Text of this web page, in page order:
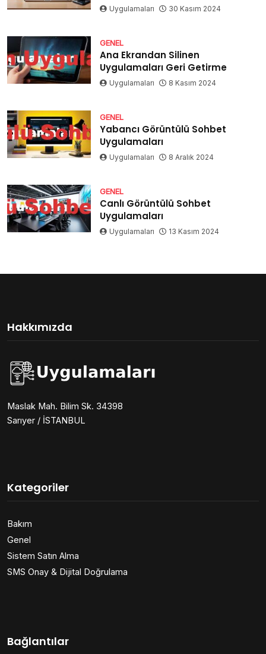
Uygulamaları 30 Kasım 2024
GENEL
Ana Ekrandan Silinen
Uygulamaları Geri Getirme
Uygulamaları 8 Kasım 2024
GENEL
Yabancı Görüntülü Sohbet
Uygulamaları
Uygulamaları 8 Aralık 2024
GENEL
Canlı Görüntülü Sohbet
Uygulamaları
Uygulamaları 13 Kasım 2024
Hakkımızda
Maslak Mah. Bilim Sk. 34398
Sarıyer / İSTANBUL
Kategoriler
Bakım
Genel
Sistem Satın Alma
SMS Onay & Dijital Doğrulama
Bağlantılar